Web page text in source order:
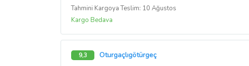
Tahmini Kargoya Teslim: 10 Ağustos
Kargo Bedava
9,3 Oturgaçlıgötürgeç